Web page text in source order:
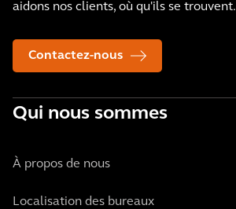
aidons nos clients, où qu'ils se trouvent.
Contactez-nous
Qui nous sommes
À propos de nous
Localisation des bureaux